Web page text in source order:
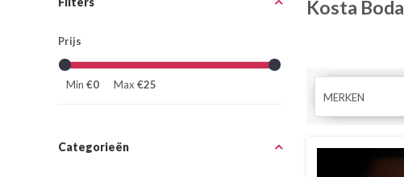
Prijs
Min €0 Max €25
Categorieën
Kosta Boda
MERKEN